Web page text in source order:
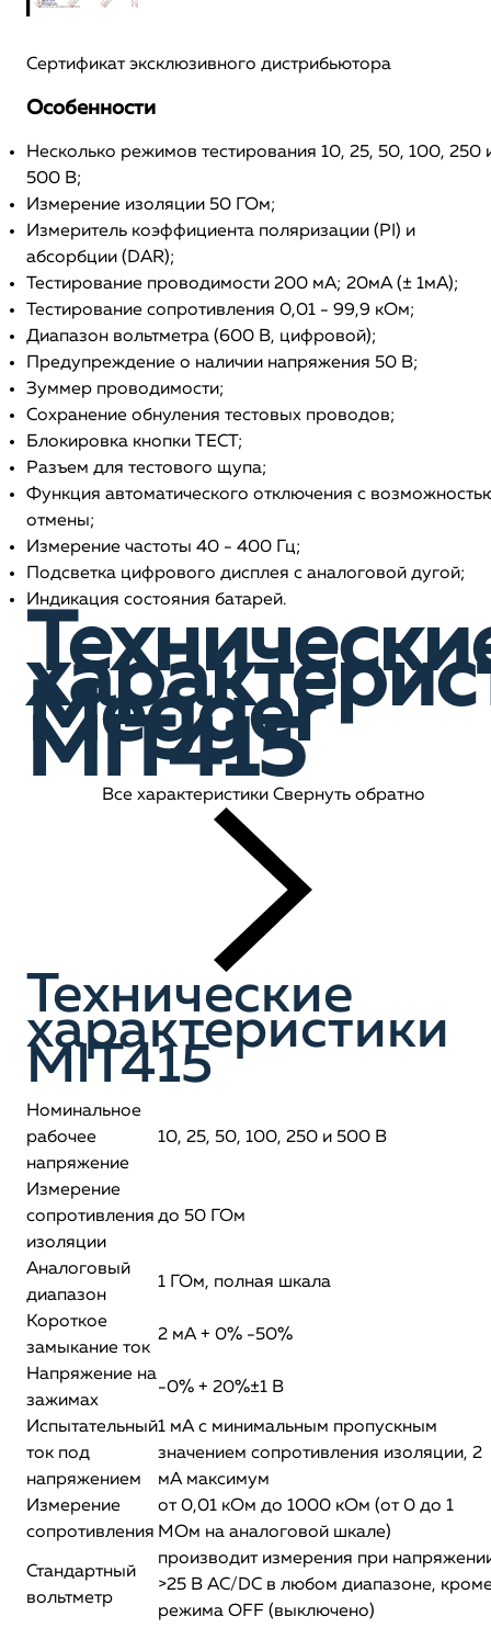
Сертификат эксклюзивного дистрибьютора
Особенности
Несколько режимов тестирования 10, 25, 50, 100, 250
500 В;
Измерение изоляции 50 ГОм;
Измеритель коэффициента поляризации (PI) и
абсорбции (DAR);
Тестирование проводимости 200 мА; 20мА (± 1мА);
Тестирование сопротивления 0,01 - 99,9 кОм;
Диапазон вольтметра (600 В, цифровой);
Предупреждение о наличии напряжения 50 В;
Зуммер проводимости;
Сохранение обнуления тестовых проводов;
Блокировка кнопки ТЕСТ;
Разъем для тестового щупа;
Функция автоматического отключения с
отмены;
Измерение частоты 40 - 400 Гц;
Подсветка цифрового дисплея с аналоговой дугой;
Индикация состояния батарей.
Megger
MIT415
Все характеристики Свернуть обратно
Технические
характеристики
MIT415
Номинальное
рабочее
напряжение
10, 25, 50, 100, 250 и 500 В
Измерение
сопротивления
изоляции
до 50 ГОм
Аналоговый
диапазон
1 ГОм, полная шкала
Короткое
замыкание ток
2 мА + 0% -50%
Напряжение на
зажимах
-0% + 20%±1 В
Испытательный
ток под
напряжением
1 мА с минимальным пропускным
значением сопротивления изоляции, 2
мА максимум
Измерение
сопротивления
от 0,01 кОм до 1000 кОм (от 0 до 1
МОм на аналоговой шкале)
Стандартный
вольтметр
производит измерения при
>25 В AC/DC в любом диапазоне,
режима OFF (выключено)